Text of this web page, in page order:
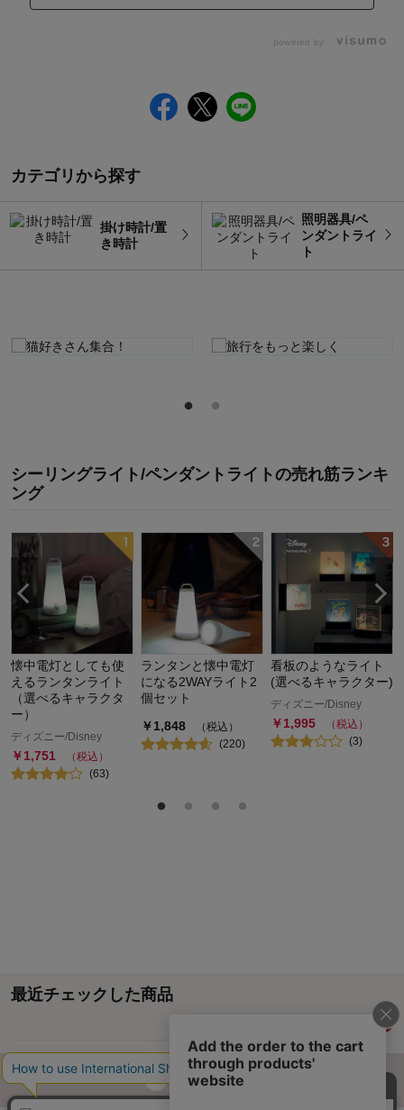
powered by
カテゴリから探す
掛け時計/置
き時計
照明器具/ペ
ンダントライ
ト
シーリングライト/ペンダントライトの売れ筋ランキ
ング
懐中電灯としても使
えるランタンライト
（選べるキャラクタ
ー）
ディズニー/Disney
￥1,751
（税込）
(63)
ランタンと懐中電灯
になる2WAYライト2
個セット
￥1,848
（税込）
(220)
看板のようなライト
(選べるキャラクター)
ディズニー/Disney
￥1,995
（税込）
(3)
最近チェックした商品
ページトップへ